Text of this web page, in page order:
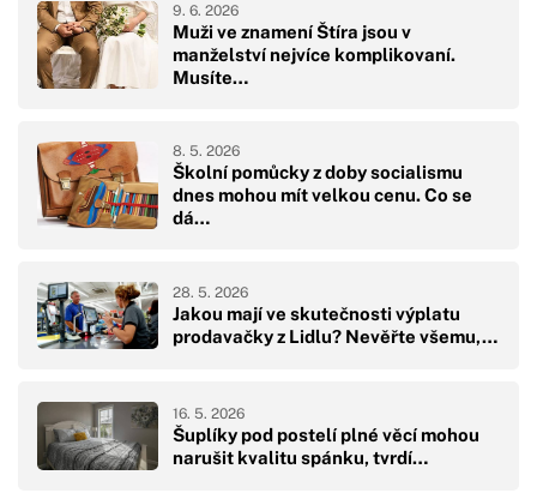
Muži ve znamení Štíra jsou v
manželství nejvíce komplikovaní.
Musíte…
9. 6. 2026
Školní pomůcky z doby socialismu
dnes mohou mít velkou cenu. Co se
dá…
8. 5. 2026
Jakou mají ve skutečnosti výplatu
prodavačky z Lidlu? Nevěřte všemu,…
28. 5. 2026
Šuplíky pod postelí plné věcí mohou
narušit kvalitu spánku, tvrdí…
16. 5. 2026